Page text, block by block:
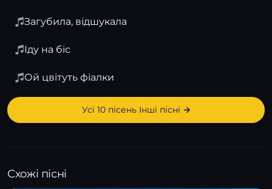
Загубила, відшукала
Іду на біс
Ой цвітуть фіалки
Усі 10 пісень Інші пісні →
Схожі пісні